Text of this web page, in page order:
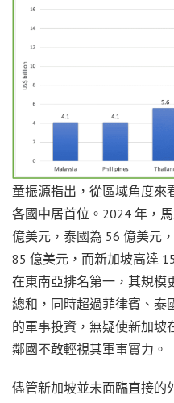
童振源指出，從區域角度來
各國中居首位。2024 年，
億美元，泰國為 56 億美元
85 億美元，而新加坡高達
在東南亞排名第一，其規模
總和，同時超過菲律賓、泰
的軍事投資，無疑使新加坡
鄰國不敢輕視其軍事實力。
儘管新加坡並未面臨直接的